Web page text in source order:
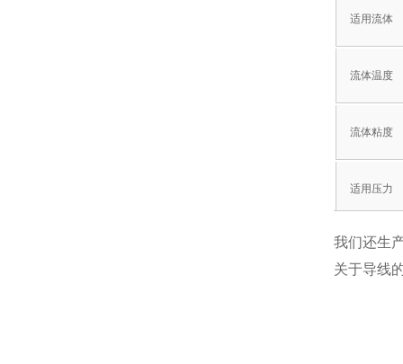
适用流体
流体温度
流体粘度
适用压力
阀前后的
我们还生
关于导线